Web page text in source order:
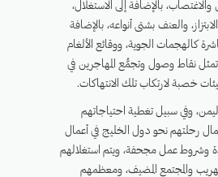
بالإضافة إلى الاستغلال،
والعنف بشتى أنواعه، بالإضافة
كالهجمات الجوية، ووقائع الألغام
وتمثل نقاط وصول وتجمُّع المهاجرين في
خصبة لارتكاب تلك الانتهاكات.
وفي سبيل تغطية احتياجاتهم
رحلتهم نحو دول الخليج في أعمال
وشروط عمل مجحفة، ويتم استغلالهم
والمجتمع المضيف، ومعظمهم